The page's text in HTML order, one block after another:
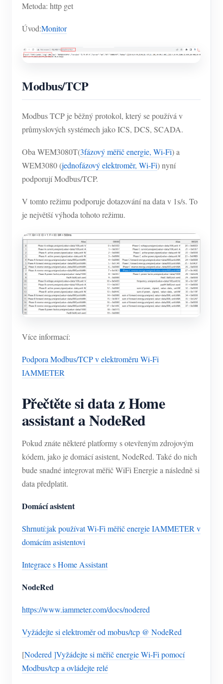
Metoda: http get
Úvod:Monitor
Modbus/TCP
Modbus TCP je běžný protokol, který se používá v
průmyslových systémech jako ICS, DCS, SCADA.
Oba WEM3080T(3fázový měřič energie, Wi-Fi) a
WEM3080 (jednofázový elektroměr, Wi-Fi) nyní
podporují Modbus/TCP.
V tomto režimu podporuje dotazování na data v 1s/s. To
je největší výhoda tohoto režimu.
Více informací:
Podpora Modbus/TCP v elektroměru Wi-Fi
IAMMETER
Přečtěte si data z Home
assistant a NodeRed
Pokud znáte některé platformy s otevřeným zdrojovým
kódem, jako je domácí asistent, NodeRed. Také do nich
bude snadné integrovat měřič WiFi Energie a následně si
data předplatit.
Domácí asistent
Shrnutí:jak používat Wi-Fi měřič energie IAMMETER v
domácím asistentovi
Integrace s Home Assistant
NodeRed
https://www.iammeter.com/docs/nodered
Vyžádejte si elektroměr od mobus/tcp @ NodeRed
[Nodered ]Vyžádejte si měřič energie Wi-Fi pomocí
Modbus/tcp a ovládejte relé